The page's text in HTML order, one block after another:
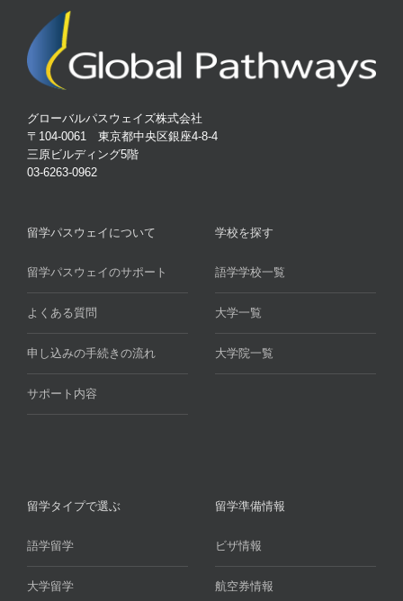
グローバルパスウェイズ株式会社
〒104-0061 東京都中央区銀座4-8-4
三原ビルディング5階
03-6263-0962
留学パスウェイについて
留学パスウェイのサポート
よくある質問
申し込みの手続きの流れ
サポート内容
学校を探す
語学学校一覧
大学一覧
大学院一覧
留学タイプで選ぶ
語学留学
大学留学
留学準備情報
ビザ情報
航空券情報